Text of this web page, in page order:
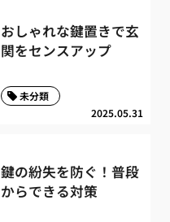
おしゃれな鍵置きで玄
関をセンスアップ
2025.05.31
未分類
鍵の紛失を防ぐ！普段
からできる対策